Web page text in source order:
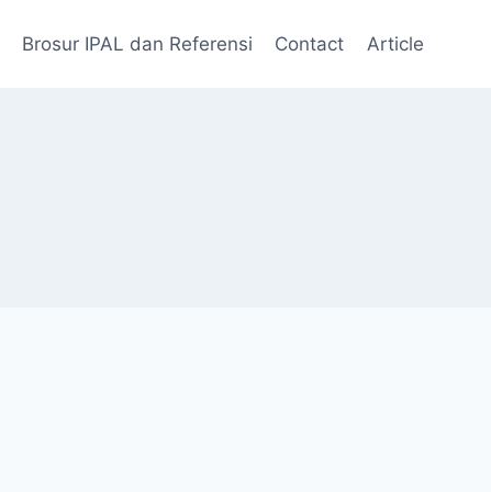
Brosur IPAL dan Referensi Contact Article